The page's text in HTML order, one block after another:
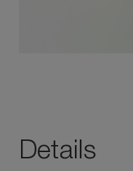
Details